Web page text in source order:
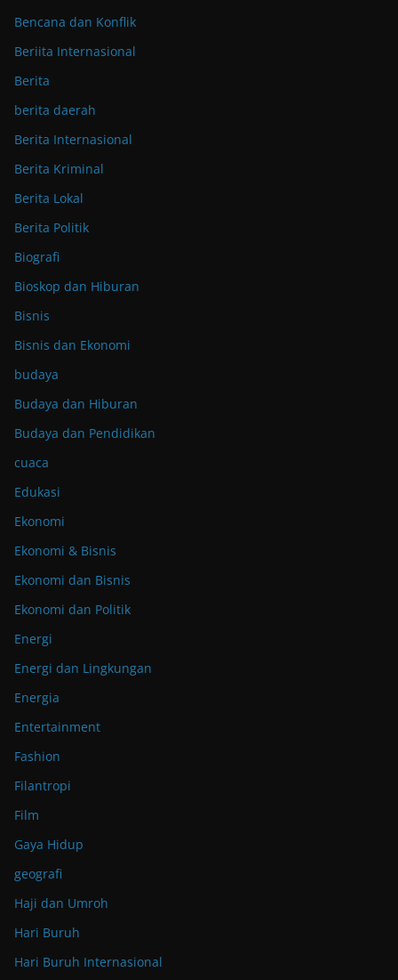
Bencana dan Konflik
Beriita Internasional
Berita
berita daerah
Berita Internasional
Berita Kriminal
Berita Lokal
Berita Politik
Biografi
Bioskop dan Hiburan
Bisnis
Bisnis dan Ekonomi
budaya
Budaya dan Hiburan
Budaya dan Pendidikan
cuaca
Edukasi
Ekonomi
Ekonomi & Bisnis
Ekonomi dan Bisnis
Ekonomi dan Politik
Energi
Energi dan Lingkungan
Energia
Entertainment
Fashion
Filantropi
Film
Gaya Hidup
geografi
Haji dan Umroh
Hari Buruh
Hari Buruh Internasional